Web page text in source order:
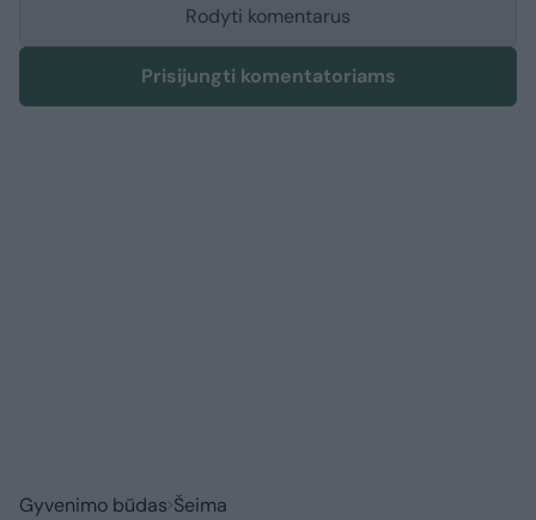
Rodyti komentarus
Prisijungti komentatoriams
Gyvenimo būdas Šeima